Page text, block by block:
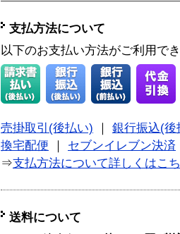
支払方法について
以下のお支払い方法がご利用で
売掛取引(後払い)
銀行振込(後
換宅配便
セブンイレブン決済
⇒支払方法について詳しくはこ
送料について